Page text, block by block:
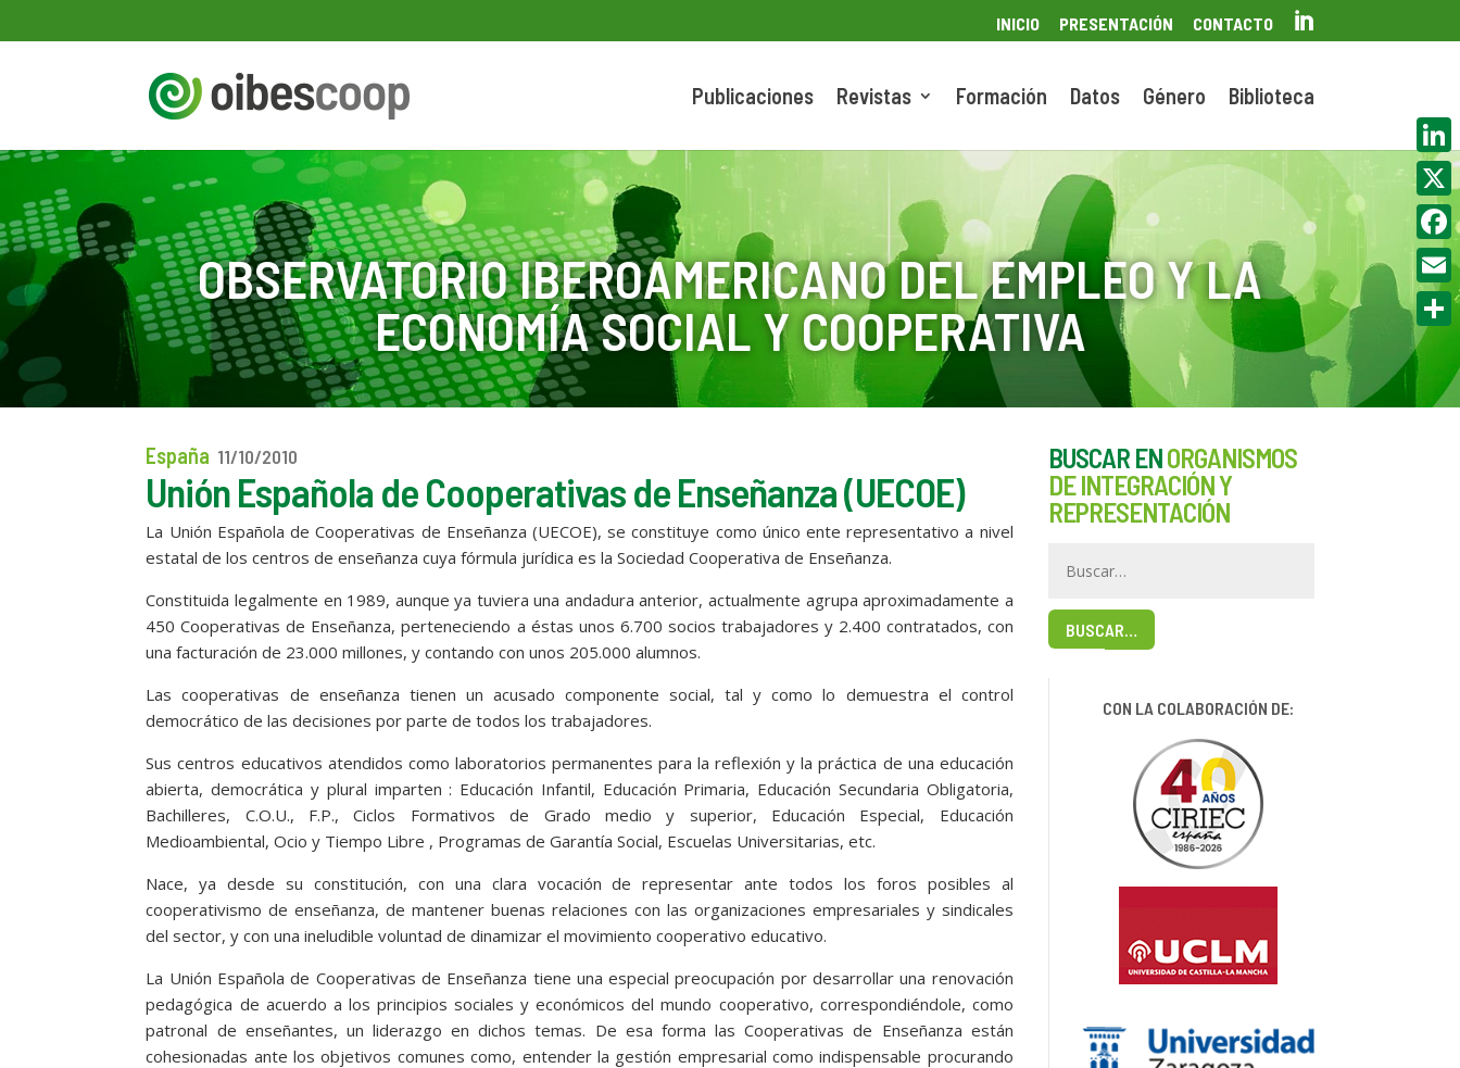
INICIO PRESENTACIÓN CONTACTO 
Publicaciones Revistas Formación Datos Género Biblioteca
OBSERVATORIO IBEROAMERICANO DEL EMPLEO Y LA
ECONOMÍA SOCIAL Y COOPERATIVA
España 11/10/2010
Unión Española de Cooperativas de Enseñanza (UECOE)
La Unión Española de Cooperativas de Enseñanza (UECOE), se constituye como único ente representativo a nivel
estatal de los centros de enseñanza cuya fórmula jurídica es la Sociedad Cooperativa de Enseñanza.
Constituida legalmente en 1989, aunque ya tuviera una andadura anterior, actualmente agrupa aproximadamente a
450 Cooperativas de Enseñanza, perteneciendo a éstas unos 6.700 socios trabajadores y 2.400 contratados, con
una facturación de 23.000 millones, y contando con unos 205.000 alumnos.
Las cooperativas de enseñanza tienen un acusado componente social, tal y como lo demuestra el control
democrático de las decisiones por parte de todos los trabajadores.
Sus centros educativos atendidos como laboratorios permanentes para la reflexión y la práctica de una educación
abierta, democrática y plural imparten : Educación Infantil, Educación Primaria, Educación Secundaria Obligatoria,
Bachilleres, C.O.U., F.P., Ciclos Formativos de Grado medio y superior, Educación Especial, Educación
Medioambiental, Ocio y Tiempo Libre , Programas de Garantía Social, Escuelas Universitarias, etc.
Nace, ya desde su constitución, con una clara vocación de representar ante todos los foros posibles al
cooperativismo de enseñanza, de mantener buenas relaciones con las organizaciones empresariales y sindicales
del sector, y con una ineludible voluntad de dinamizar el movimiento cooperativo educativo.
La Unión Española de Cooperativas de Enseñanza tiene una especial preocupación por desarrollar una renovación
pedagógica de acuerdo a los principios sociales y económicos del mundo cooperativo, correspondiéndole, como
patronal de enseñantes, un liderazgo en dichos temas. De esa forma las Cooperativas de Enseñanza están
cohesionadas ante los objetivos comunes como, entender la gestión empresarial como indispensable procurando
BUSCAR ENORGANISMOS
DE INTEGRACIÓN Y
REPRESENTACIÓN
BUSCAR…
CON LA COLABORACIÓN DE:
X
Email